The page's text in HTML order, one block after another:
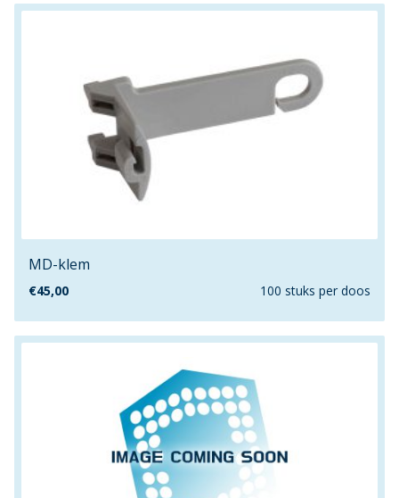
70mmx40mm
70mmx51mm
76mmx76mm
8
800mm
80mm
83mm
MD-klem
€45,00 100 stuks per doos